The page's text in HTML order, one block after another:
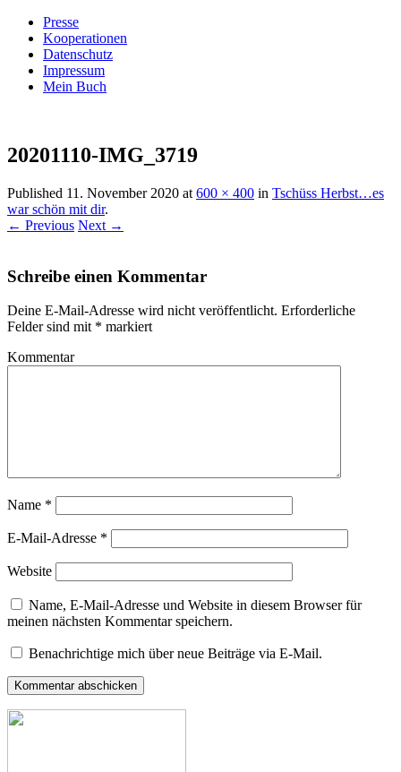
Presse
Kooperationen
Datenschutz
Impressum
Mein Buch
Villa König
20201110-IMG_3719
Published 11. November 2020 at 600 × 400 in Tschüss Herbst…es
war schön mit dir.
← Previous Next →
Schreibe einen Kommentar
Deine E-Mail-Adresse wird nicht veröffentlicht. Erforderliche
Felder sind mit * markiert
Kommentar
Name *
E-Mail-Adresse *
Website
Name, E-Mail-Adresse und Website in diesem Browser für
meinen nächsten Kommentar speichern.
Benachrichtige mich über neue Beiträge via E-Mail.